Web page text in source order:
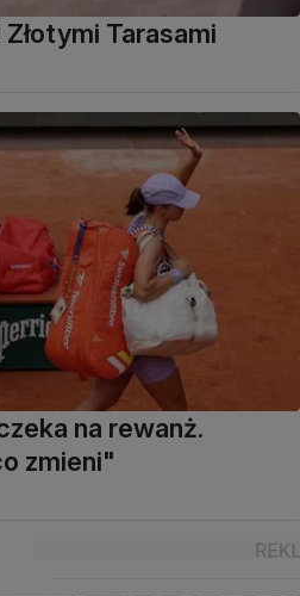
Tarasami
na rewanż.
zmieni"